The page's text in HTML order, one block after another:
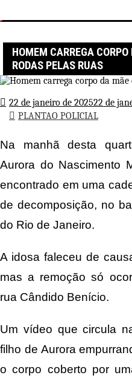
HOMEM CARREGA
RODAS PELAS RUAS
22 de janeiro de 202522 de
PLANTAO POLICIAL
Na manhã desta
Aurora do Nascimento
encontrado em uma
de decomposição, no
do Rio de Janeiro.
A idosa faleceu de
mas a remoção só
rua Cândido Benício.
Um vídeo que circula
filho de Aurora
o corpo coberto por